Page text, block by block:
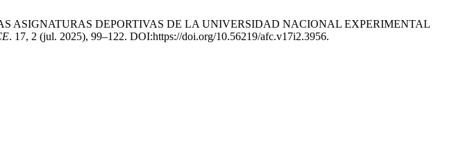
ASIGNATURAS DEPORTIVAS DE LA UNIVERSIDAD NACIONAL EXPERIMENTAL
. 17, 2 (jul. 2025), 99–122. DOI:https://doi.org/10.56219/afc.v17i2.3956.